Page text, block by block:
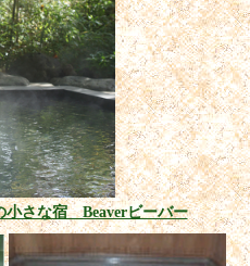
小さな宿 Beaverビーバー